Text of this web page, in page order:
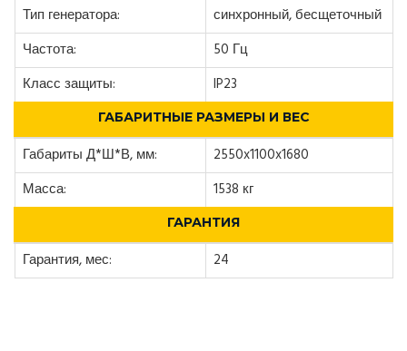
Тип генератора:
синхронный, бесщеточный
Частота:
50 Гц
Класс защиты:
IP23
ГАБАРИТНЫЕ РАЗМЕРЫ И ВЕС
Габариты Д*Ш*В, мм:
2550x1100x1680
Масса:
1538 кг
ГАРАНТИЯ
Гарантия, мес: 24